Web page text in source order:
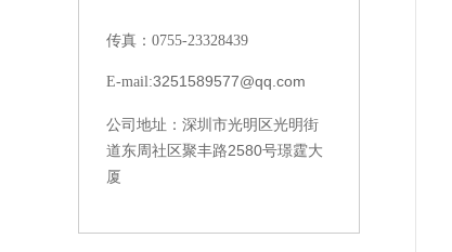
传真：0755-23328439
E-mail:3251589577@qq.com
公司地址： 深圳市光明区光明街
道东周社区聚丰路2580号璟霆大
厦